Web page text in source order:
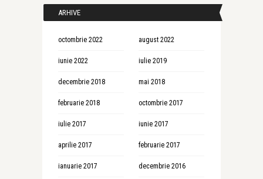
ARHIVE
octombrie 2022 august 2022
iunie 2022 iulie 2019
decembrie 2018 mai 2018
februarie 2018 octombrie 2017
iulie 2017 iunie 2017
aprilie 2017 februarie 2017
ianuarie 2017 decembrie 2016